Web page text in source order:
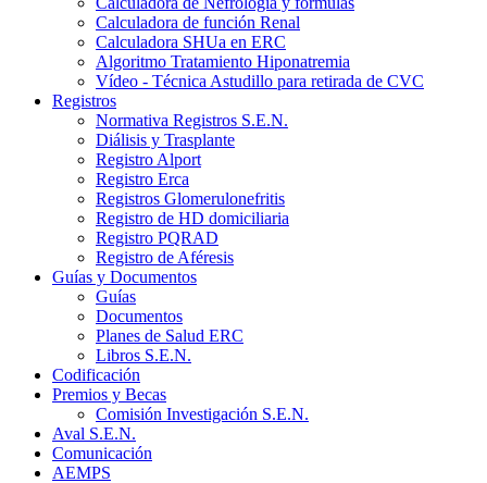
Calculadora de función Renal
Calculadora SHUa en ERC
Algoritmo Tratamiento Hiponatremia
Vídeo - Técnica Astudillo para retirada de CVC
Registros
Normativa Registros S.E.N.
Diálisis y Trasplante
Registro Alport
Registro Erca
Registros Glomerulonefritis
Registro de HD domiciliaria
Registro PQRAD
Registro de Aféresis
Guías y Documentos
Guías
Documentos
Planes de Salud ERC
Libros S.E.N.
Codificación
Premios y Becas
Comisión Investigación S.E.N.
Aval S.E.N.
Comunicación
AEMPS